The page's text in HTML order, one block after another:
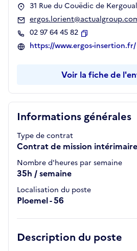
Informations générales
Type de contrat
Contrat de mission intérimaire
Nombre d'heures par semaine
35h / semaine
Localisation du poste
Ploemel - 56
Description du poste
31 Rue du Couëdic de
02 97 64 45 82
Copier
https://www.ergos-insertion.fr/
Voir la fiche de